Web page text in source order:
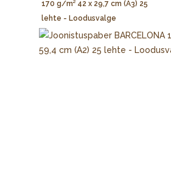
170 g/m² 42 x 29,7 cm (A3) 25
lehte - Loodusvalge